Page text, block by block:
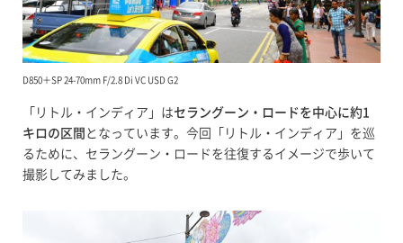
D850＋SP 24-70mm F/2.8 Di VC USD G2
「リトル・インディア」はセラングーン・ロードを中心に約1
キロの区間 となっています。今回「リトル・インディア」を巡
るために、セラングーン・ロードを往復するイメージで歩いて
撮影してみました。